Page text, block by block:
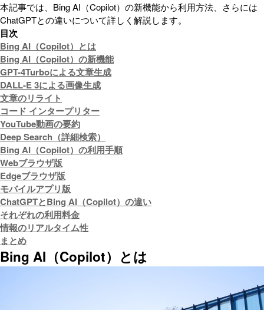
本記事では、Bing AI（Copilot）の新機能から利用方法、さらには
ChatGPTとの違いについて詳しく解説します。
目次
Bing AI（Copilot）とは
Bing AI（Copilot）の新機能
GPT-4Turboによる文章生成
DALL-E 3による画像生成
文章のリライト
コード インタープリター
YouTube動画の要約
Deep Search（詳細検索）
Bing AI（Copilot）の利用手順
Webブラウザ版
Edgeブラウザ版
モバイルアプリ版
ChatGPTとBing AI（Copilot）の違い
それぞれの利用料金
情報のリアルタイム性
まとめ
Bing AI（Copilot）とは